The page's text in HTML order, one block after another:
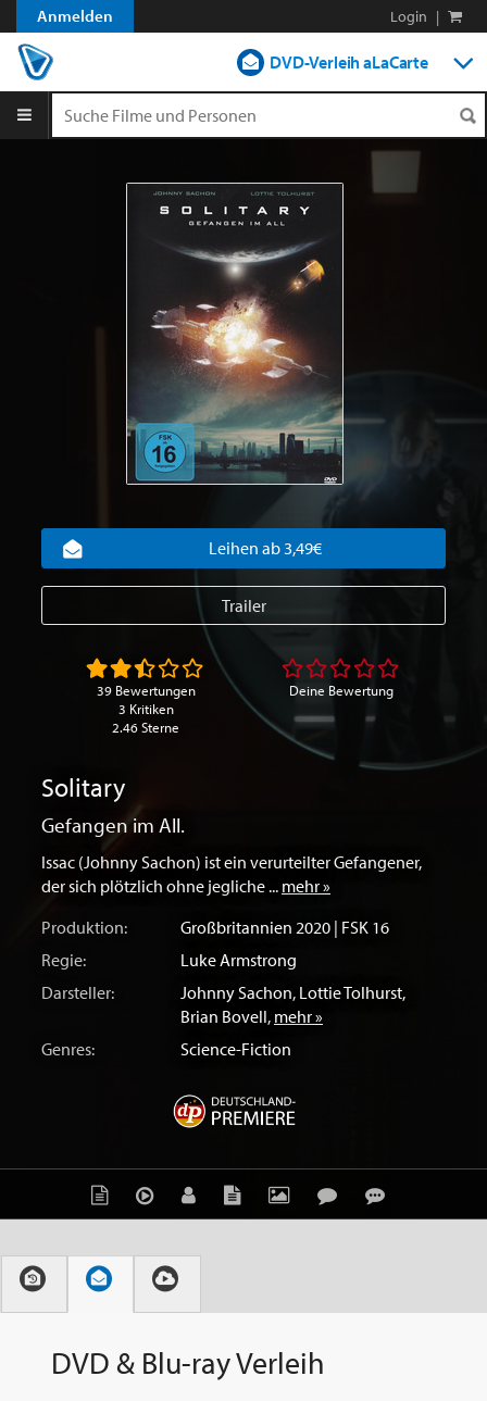
Anmelden Login |
DVD-Verleih aLaCarte
Shop
Blog
Solitary
Gefangen im All.
Issac (Johnny Sachon) ist ein verurteilter Gefangener,
der sich plötzlich ohne jegliche ... mehr »
Produktion:
Großbritannien 2020 | FSK 16
Regie:
Luke Armstrong
Darsteller:
Johnny Sachon, Lottie Tolhurst,
Brian Bovell, mehr »
Genres:
Science-Fiction
Leihen ab 3,49€
Trailer
39 Bewertungen
3 Kritiken
2.46 Sterne
Deine Bewertung
DVD & Blu-ray Verleih